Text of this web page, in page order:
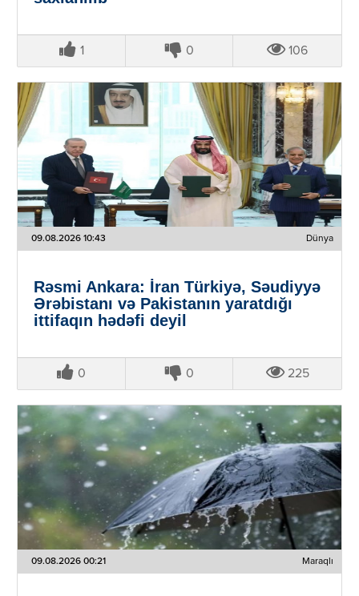
1 0 106
09.08.2026 10:43 Dünya
Rəsmi Ankara: İran Türkiyə, Səudiyyə
Ərəbistanı və Pakistanın yaratdığı
ittifaqın hədəfi deyil
0 0 225
09.08.2026 00:21 Maraqlı